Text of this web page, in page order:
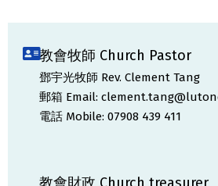
教會牧師 Church Pastor
鄧宇光牧師 Rev. Clement Tang
郵箱 Email:
電話 Mobile: 07908 439 411